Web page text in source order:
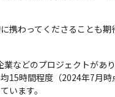
わってくださることも期
などのプロジェクトが
15時間程度（2024年7月時
います。